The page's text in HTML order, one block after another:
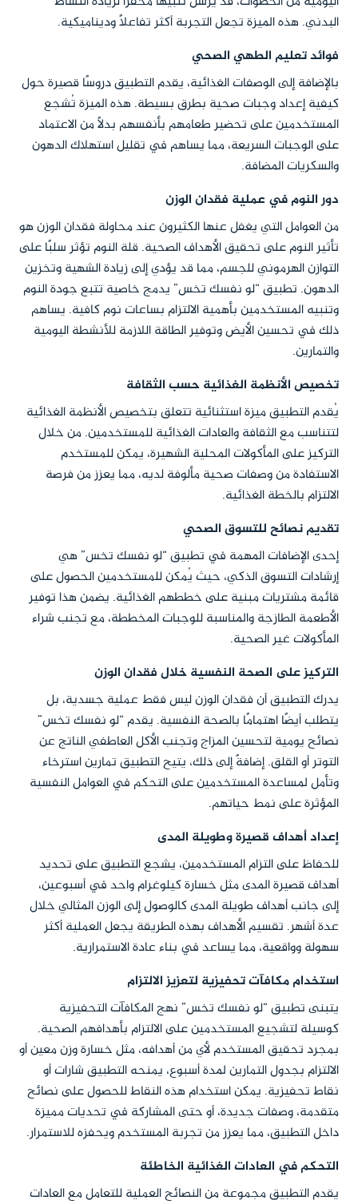
البدني. هذه الميزة تجعل التجربة أكثر تفاعلًا وديناميكية.
فوائد تعليم الطهي الصحي
بالإضافة إلى الوصفات الغذائية، يقدم التطبيق دروسًا قصيرة حول
كيفية إعداد وجبات صحية بطرق بسيطة. هذه الميزة تُشجع
المستخدمين على تحضير طعامهم بأنفسهم بدلاً من الاعتماد
على الوجبات السريعة، مما يساهم في تقليل استهلاك الدهون
والسكريات المضافة.
دور النوم في عملية فقدان الوزن
من العوامل التي يغفل عنها الكثيرون عند محاولة فقدان الوزن هو
تأثير النوم على تحقيق الأهداف الصحية. قلة النوم تؤثر سلبًا على
التوازن الهرموني للجسم، مما قد يؤدي إلى زيادة الشهية وتخزين
الدهون. تطبيق “لو نفسك تخس” يدمج خاصية تتبع جودة النوم
وتنبيه المستخدمين بأهمية الالتزام بساعات نوم كافية. يساهم
ذلك في تحسين الأيض وتوفير الطاقة اللازمة للأنشطة اليومية
والتمارين.
تخصيص الأنظمة الغذائية حسب الثقافة
يُقدم التطبيق ميزة استثنائية تتعلق بتخصيص الأنظمة الغذائية
لتتناسب مع الثقافة والعادات الغذائية للمستخدمين. من خلال
التركيز على المأكولات المحلية الشهيرة، يمكن للمستخدم
الاستفادة من وصفات صحية مألوفة لديه، مما يعزز من فرصة
الالتزام بالخطة الغذائية.
تقديم نصائح للتسوق الصحي
إحدى الإضافات المهمة في تطبيق “لو نفسك تخس” هي
إرشادات التسوق الذكي، حيث يُمكن للمستخدمين الحصول على
قائمة مشتريات مبنية على خططهم الغذائية. يضمن هذا توفير
الأطعمة الطازجة والمناسبة للوجبات المخططة، مع تجنب شراء
المأكولات غير الصحية.
التركيز على الصحة النفسية خلال فقدان الوزن
يدرك التطبيق أن فقدان الوزن ليس فقط عملية جسدية، بل
يتطلب أيضًا اهتمامًا بالصحة النفسية. يقدم “لو نفسك تخس”
نصائح يومية لتحسين المزاج وتجنب الأكل العاطفي الناتج عن
التوتر أو القلق. إضافةً إلى ذلك، يتيح التطبيق تمارين استرخاء
وتأمل لمساعدة المستخدمين على التحكم في العوامل النفسية
المؤثرة على نمط حياتهم.
إعداد أهداف قصيرة وطويلة المدى
للحفاظ على التزام المستخدمين، يشجع التطبيق على تحديد
أهداف قصيرة المدى مثل خسارة كيلوغرام واحد في أسبوعين،
إلى جانب أهداف طويلة المدى كالوصول إلى الوزن المثالي خلال
عدة أشهر. تقسيم الأهداف بهذه الطريقة يجعل العملية أكثر
سهولة وواقعية، مما يساعد في بناء عادة الاستمرارية.
استخدام مكافآت تحفيزية لتعزيز الالتزام
يتبنى تطبيق “لو نفسك تخس” نهج المكافآت التحفيزية
كوسيلة لتشجيع المستخدمين على الالتزام بأهدافهم الصحية.
بمجرد تحقيق المستخدم لأي من أهدافه، مثل خسارة وزن معين أو
الالتزام بجدول التمارين لمدة أسبوع، يمنحه التطبيق شارات أو
نقاط تحفيزية. يمكن استخدام هذه النقاط للحصول على نصائح
متقدمة، وصفات جديدة، أو حتى المشاركة في تحديات مميزة
داخل التطبيق، مما يعزز من تجربة المستخدم ويحفزه للاستمرار.
التحكم في العادات الغذائية الخاطئة
يقدم التطبيق مجموعة من النصائح العملية للتعامل مع العادات